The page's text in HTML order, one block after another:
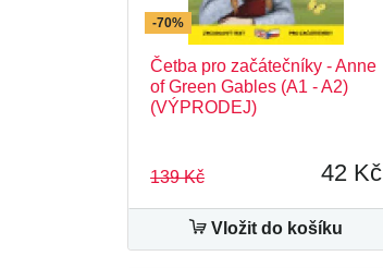
-70%
Četba pro začátečníky - Anne
of Green Gables (A1 - A2)
(VÝPRODEJ)
139 Kč 42 Kč
Vložit do košíku